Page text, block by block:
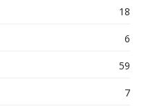
18
6
59
7